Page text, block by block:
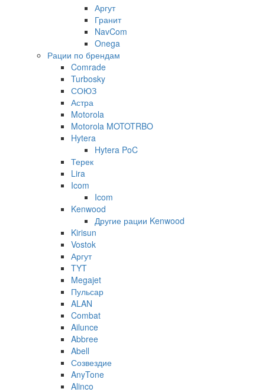
Аргут
Гранит
NavCom
Onega
Рации по брендам
Comrade
Turbosky
СОЮЗ
Астра
Motorola
Motorola MOTOTRBO
Hytera
Hytera PoC
Терек
Lira
Icom
Icom
Kenwood
Другие рации Kenwood
Kirisun
Vostok
Аргут
TYT
Megajet
Пульсар
ALAN
Combat
Ailunce
Abbree
Abell
Созвездие
AnyTone
Alinco